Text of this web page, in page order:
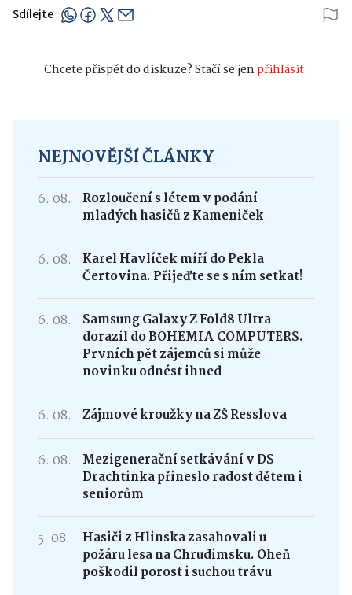
Sdílejte
Chcete přispět do diskuze? Stačí se jenpřihlásit.
NEJNOVĚJŠÍ ČLÁNKY
6. 08.
Rozloučení s létem v podání
mladých hasičů z Kameniček
6. 08.
Karel Havlíček míří do Pekla
Čertovina. Přijeďte se s ním setkat!
6. 08.
Samsung Galaxy Z Fold8 Ultra
dorazil do BOHEMIA COMPUTERS.
Prvních pět zájemců si může
novinku odnést ihned
6. 08. Zájmové kroužky na ZŠ Resslova
6. 08.
Mezigenerační setkávání v DS
Drachtinka přineslo radost dětem i
seniorům
5. 08.
Hasiči z Hlinska zasahovali u
požáru lesa na Chrudimsku. Oheň
poškodil porost i suchou trávu